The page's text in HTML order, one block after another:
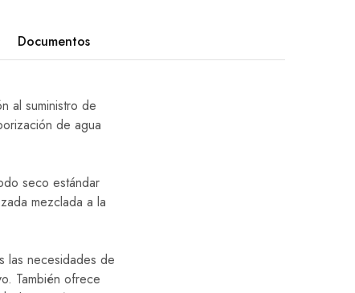
Documentos
al suministro de
de agua
seco estándar
mezclada a la
las necesidades de
También ofrece